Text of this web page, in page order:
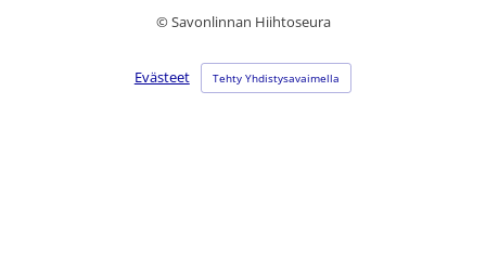
©Savonlinnan Hiihtoseura
Evästeet Tehty Yhdistysavaimella